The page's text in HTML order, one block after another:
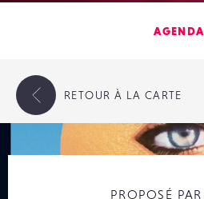
AGENDA
PROPOSÉ PAR
RETOUR À LA CARTE